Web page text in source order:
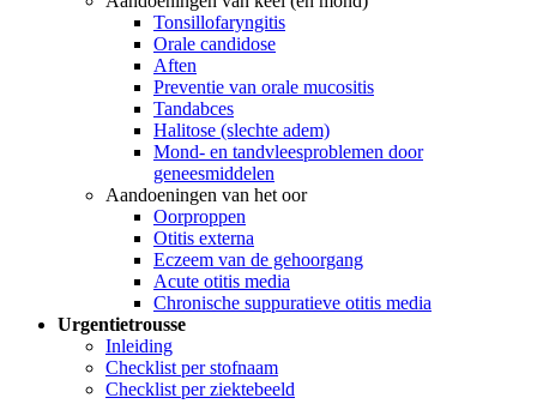
Tonsillofaryngitis
Orale candidose
Aften
Preventie van orale mucositis
Tandabces
Halitose (slechte adem)
Mond- en tandvleesproblemen door
geneesmiddelen
Aandoeningen van het oor
Oorproppen
Otitis externa
Eczeem van de gehoorgang
Acute otitis media
Chronische suppuratieve otitis media
Urgentietrousse
Inleiding
Checklist per stofnaam
Checklist per ziektebeeld